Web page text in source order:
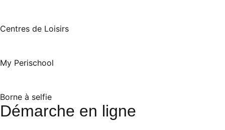
Centres de Loisirs
My Perischool
Borne à selfie
Démarche en ligne